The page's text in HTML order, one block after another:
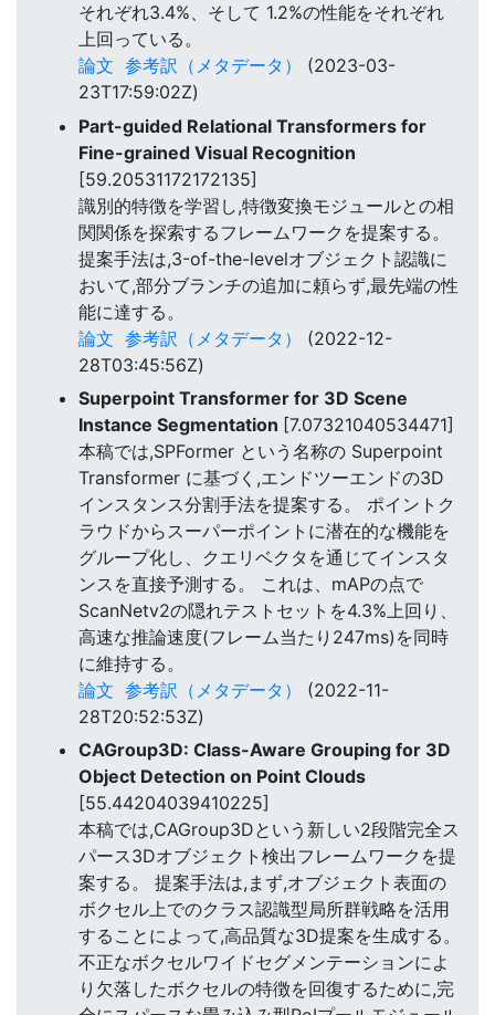
それぞれ3.4%、そして 1.2%の性能をそれぞれ
上回っている。
論文 参考訳（メタデータ）
(2023-03-
23T17:59:02Z)
Part-guided Relational Transformers for
Fine-grained Visual Recognition
[59.20531172172135]
識別的特徴を学習し,特徴変換モジュールとの相
関関係を探索するフレームワークを提案する。
提案手法は,3-of-the-levelオブジェクト認識に
おいて,部分ブランチの追加に頼らず,最先端の性
能に達する。
論文 参考訳（メタデータ）
(2022-12-
28T03:45:56Z)
Superpoint Transformer for 3D Scene
Instance Segmentation [7.07321040534471]
本稿では,SPFormer という名称の Superpoint
Transformer に基づく,エンドツーエンドの3D
インスタンス分割手法を提案する。 ポイントク
ラウドからスーパーポイントに潜在的な機能を
グループ化し、クエリベクタを通じてインスタ
ンスを直接予測する。 これは、mAPの点で
ScanNetv2の隠れテストセットを4.3%上回り、
高速な推論速度(フレーム当たり247ms)を同時
に維持する。
論文 参考訳（メタデータ）
(2022-11-
28T20:52:53Z)
CAGroup3D: Class-Aware Grouping for 3D
Object Detection on Point Clouds
[55.44204039410225]
本稿では,CAGroup3Dという新しい2段階完全ス
パース3Dオブジェクト検出フレームワークを提
案する。 提案手法は,まず,オブジェクト表面の
ボクセル上でのクラス認識型局所群戦略を活用
することによって,高品質な3D提案を生成する。
不正なボクセルワイドセグメンテーションによ
り欠落したボクセルの特徴を回復するために,完